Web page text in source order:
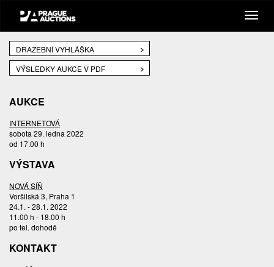
DRAŽEBNÍ VYHLÁŠKA
VÝSLEDKY AUKCE V PDF
AUKCE
INTERNETOVÁ
sobota 29. ledna 2022
od 17.00 h
VÝSTAVA
NOVÁ SÍŇ
Voršilská 3, Praha 1
24.1. - 28.1. 2022
11.00 h - 18.00 h
po tel. dohodě
KONTAKT